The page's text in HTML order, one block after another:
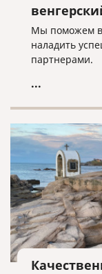
Мы поможем
наладить
партнерами.
...